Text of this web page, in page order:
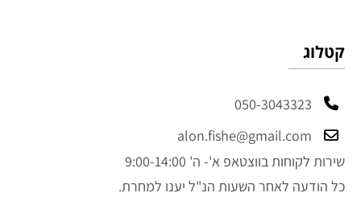
קטלוג
050-3043323
alon.fishe@gmail.com
שירות לקוחות בווצטאפ א'- ה' 9:00-14:00
כל הודעה לאחר השעות הנ"ל יענו למחרת.